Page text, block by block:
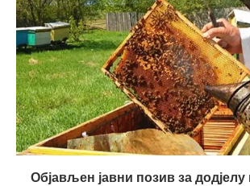
Објављен јавни позив за додјелу